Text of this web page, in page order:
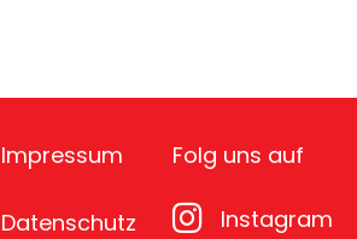
Impressum
Datenschutz
Folg uns auf
Instagram